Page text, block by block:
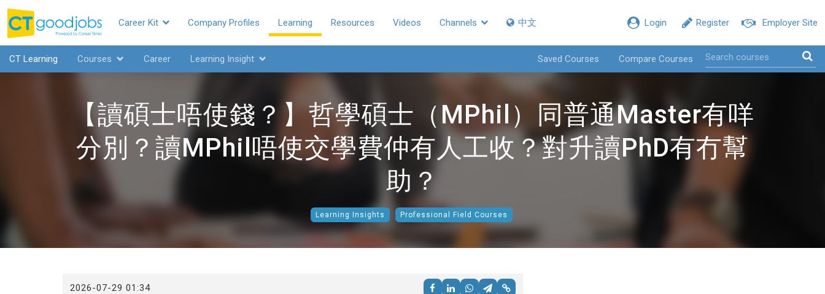
Employer Site
Register
Login
CTgoodjobs
Career Kit Company Profiles Learning Resources Videos Channels 中文
CT Learning Courses Career Learning Insight Saved Courses Compare Courses
【讀碩士唔使錢？】哲學碩士（MPhil）同普通Master有咩
分別？讀MPhil唔使交學費仲有人工收？對升讀PhD有冇幫
助？
Learning Insights Professional Field Courses
2026-07-29 01:34